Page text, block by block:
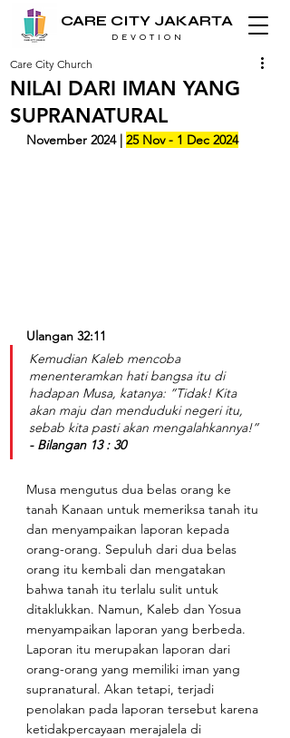
CARE CITY JAKARTA
D E V O T I O N
NILAI DARI IMAN YANG
SUPRANATURAL
Care City Church
November 2024 | 25 Nov - 1 Dec 2024
Ulangan 32:11
Kemudian Kaleb mencoba
menenteramkan hati bangsa itu di
hadapan Musa, katanya: ”Tidak! Kita
akan maju dan menduduki negeri itu,
sebab kita pasti akan mengalahkannya!”
- Bilangan 13 : 30
Musa mengutus dua belas orang ke
tanah Kanaan untuk memeriksa tanah itu
dan menyampaikan laporan kepada
orang-orang. Sepuluh dari dua belas
orang itu kembali dan mengatakan
bahwa tanah itu terlalu sulit untuk
ditaklukkan. Namun, Kaleb dan Yosua
menyampaikan laporan yang berbeda.
Laporan itu merupakan laporan dari
orang-orang yang memiliki iman yang
supranatural. Akan tetapi, terjadi
penolakan pada laporan tersebut karena
ketidakpercayaan merajalela di